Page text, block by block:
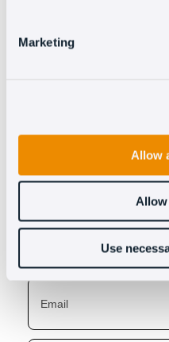
Marketing
Allow
Allow
Use